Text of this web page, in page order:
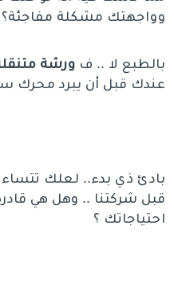
وواجهتك مشكلة
بالطبع لا .. فورشة
عندك قبل أن يبرد محرك
بادئ ذي بدء.. لعلك
قبل شركتنا .. وهل هي
احتياجاتك ؟